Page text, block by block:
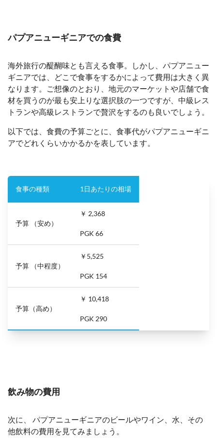
パプアニューギニアでの食費
海外旅行の醍醐味とも言える食事。しかし、パプアニュー
ギニアでは、どこで食事をするかによって費用は大きく異
なります。ご想像のとおり、地元のマーケットや店舗で食
材を買うのが最も安上りな選択肢の一つですが、中級レス
トランや高級レストランで贅沢をするのも良いでしょう。
以下では、食費の予算ごとに、食事代がパプアニューギニ
アでどれくらいかかるかを表しています。
食事の種類 1日あたりの相場
予算 （安め）
￥ 2,368
PGK 66
予算 （中程度）
￥5,525
PGK 154
予算（高め）
￥ 10,418
PGK 290
飲み物の費用
次に、 パプアニューギニアのビールやワイン、水、その
他飲料の費用を見てみましょう。